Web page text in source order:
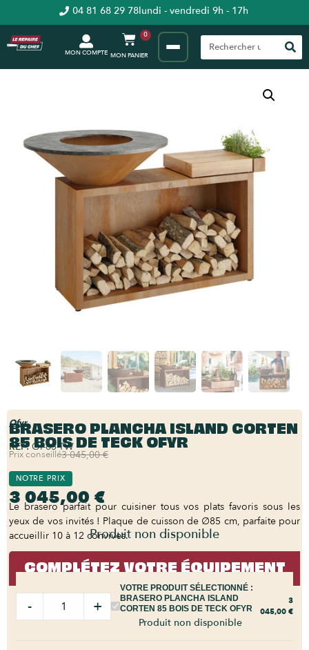
04 81 68 29 78lundi - vendredi 9h - 17h
MON COMPTE
0
Ofyr
BRASERO PLANCHA ISLAND CORTEN
85 BOIS DE TECK OFYR
REF:OI-85-TW
Prix conseillé3 045,00 €
NOTRE PRIX
3 045,00 €
Le brasero parfait pour cuisiner tous vos plats favoris sous les
yeux de vos invités ! Plaque de cuisson de ∅85 cm, parfaite pour
accueillir 10 à 12 convives.Produit non disponible
COMPLÉTEZ VOTRE ÉQUIPEMENT
VOTRE PRODUIT SÉLECTIONNÉ :
BRASERO PLANCHA ISLAND
CORTEN 85 BOIS DE TECK OFYR
Produit non disponible
- +
3
045,00 €